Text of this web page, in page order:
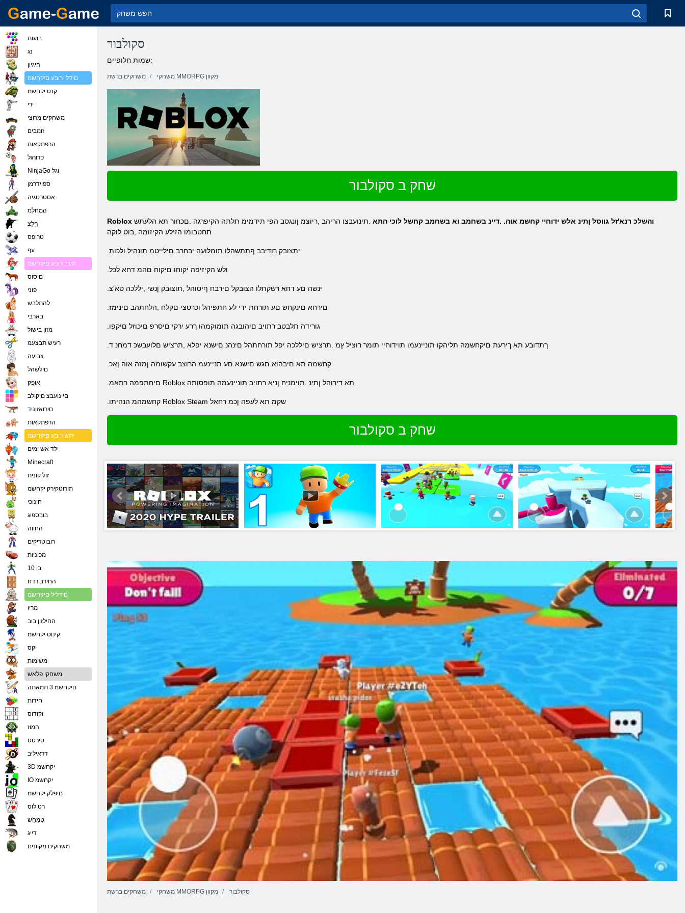
סקולבור
שמות חלופיים:
משחקים ברשת משחקי MMORPG מקוון
שחק ב סקולבור
Roblox והשלכ רנא'זל גווסל ןתינ אלש ידוחיי קחשמ אוה. .דיינ בשחמב וא בשחמב קחשל לוכי התא .תינועבצו הריהב ,ריוצמ ןונגסב הפי תידמימ תלתה הקיפרגה .םכחור תא הלעתש
תחטבומו הזילע הקיזומה ,בוט לוקה
.יתצובק רודיבב ףתתשהלו תומלועה יבחרב םילייטמ תונהיל ולכות
.ולש הקיזיפה יקוחו םיקוח םהמ דחא לכל
.ינשה םע דחא רשקתלו הצובקל םירבח ףיסוהל ,תוצובק ןנשי ,יללכה טא'צ
.םירחא םינקחש םע תורחת ידי לע חתפיהל וכרטצי םקלח ,הלחתהב םינימז
.גורידה תלבטב רתויב םיהובגה תומוקמהו ךרע ירקי םיסרפ םיכוזל םיקפו
.ךתדובע תא ךירעת םיקחשמה תליהקו תוניינעמו תוידוחיי תומר רוציל ץמ .תרציש םיללכה יפל תורחתהל םינהנ םישנא יפלא ,תרציש םלועבשכ דמחנ ד
.קחשמה תא םיבהוא םגש םישנא םע תניינעמ הרוצב עקשומה ןמזה אוה ןאכ
.םיחתפמה רתאמ Roblox תא דירוהל ןתינ .תוימניח ןניא רתויב תוניינעמה תופסותה
.קחשמהמ הנהיתו Roblox Steam שקמ תא לעפה ןכמ רחאל
שחק ב סקולבור
משחקים ברשת משחקי MMORPG מקוון סקולבור
בועות
נג
היגיון
םידלי רובע םיקחשמ
קנט יקחשמ
ירי
משחקים מרוצי
זומבים
הרפתקאות
כדורגל
NinjaGo וגל
ספיידרמן
אסטרטגיה
הָמָחלִמ
ףָלַצ
טרופס
עף
תונב רובע םיקחשמ
םיסוס
פוני
להתלבש
בארבי
מזון בישול
רעיש תבצעמ
צביעה
םילשהל
אּופָק
םיינועבצ םיקולב
םירואזוניד
הרפתקאות
יתש רובע םיקחשמ
ילד אש ומים
Minecraft
זול קונית
תורוטקירק יקחשמ
חינוכי
בובספוג
החווה
רובוטריקים
מכוניות
בן 10
החירב רדח
םידליל םיקחשמ
מריו
החילזון בוב
קינוס יקחשמ
יִקס
משימות
משחקי פלאש
םיקחשמ 3 תמאתה
חידות
וקודוס
המוז
סירטט
דראיליב
3D יקחשמ
IO יקחשמ
םיפלק יקחשמ
רטילוס
טָמְחַׁש
דייג
משחקים מקוונים